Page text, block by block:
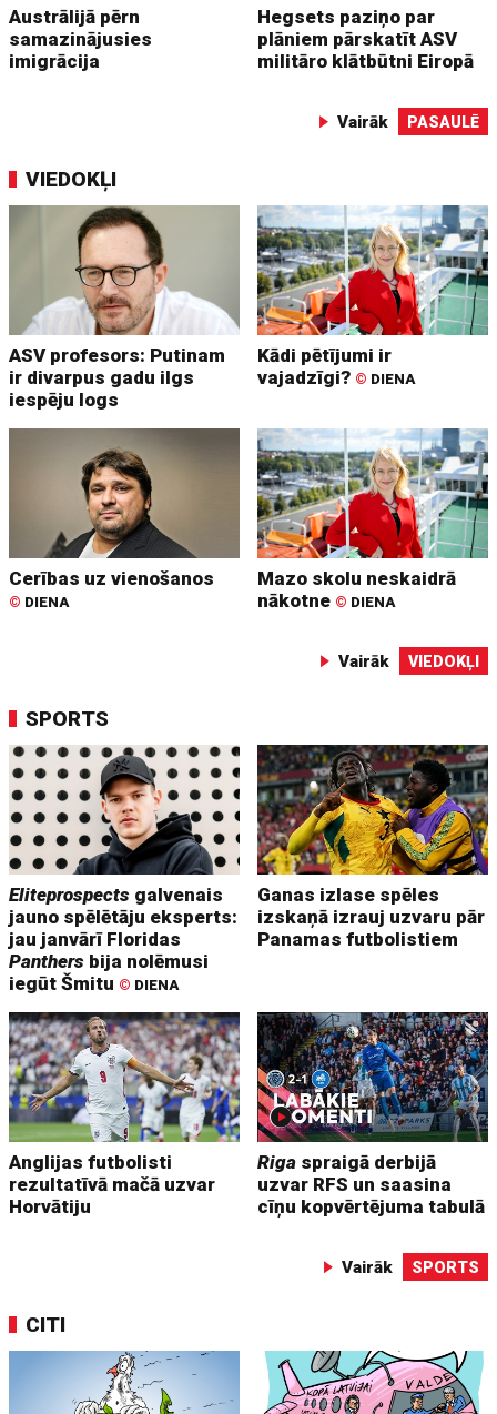
Austrālijā pērn
samazinājusies
imigrācija
Hegsets paziņo par
plāniem pārskatīt ASV
militāro klātbūtni Eiropā
Vairāk PASAULĒ
VIEDOKĻI
ASV profesors: Putinam
ir divarpus gadu ilgs
iespēju logs
Kādi pētījumi ir
vajadzīgi? © DIENA
Cerības uz vienošanos
© DIENA
Mazo skolu neskaidrā
nākotne © DIENA
Vairāk VIEDOKĻI
SPORTS
Eliteprospects galvenais
jauno spēlētāju eksperts:
jau janvārī Floridas
Panthers bija nolēmusi
iegūt Šmitu © DIENA
Ganas izlase spēles
izskaņā izrauj uzvaru pār
Panamas futbolistiem
Anglijas futbolisti
rezultatīvā mačā uzvar
Horvātiju
Riga spraigā derbijā
uzvar RFS un saasina
cīņu kopvērtējuma tabulā
Vairāk SPORTS
CITI